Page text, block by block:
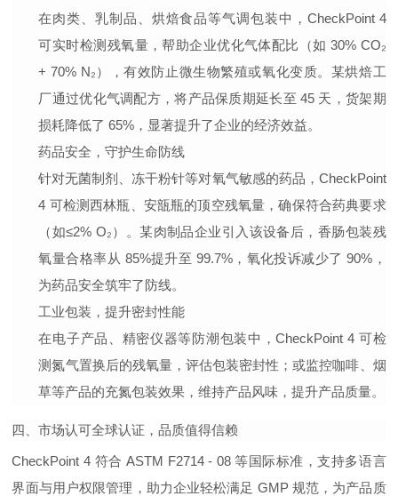
在肉类、乳制品、烘焙食品等气调包装中，CheckPoint 4
可实时检测残氧量，帮助企业优化气体配比（如 30% CO₂
+ 70% N₂），有效防止微生物繁殖或氧化变质。某烘焙工
厂通过优化气调配方，将产品保质期延长至 45 天，货架期
损耗降低了 65%，显著提升了企业的经济效益。
药品安全，守护生命防线
针对无菌制剂、冻干粉针等对氧气敏感的药品，CheckPoint
4 可检测西林瓶、安瓿瓶的顶空残氧量，确保符合药典要求
（如≤2% O₂）。某肉制品企业引入该设备后，香肠包装残
氧量合格率从 85%提升至 99.7%，氧化投诉减少了 90%，
为药品安全筑牢了防线。
工业包装，提升密封性能
在电子产品、精密仪器等防潮包装中，CheckPoint 4 可检
测氮气置换后的残氧量，评估包装密封性；或监控咖啡、烟
草等产品的充氮包装效果，维持产品风味，提升产品质量。
四、市场认可全球认证，品质值得信赖
CheckPoint 4 符合 ASTM F2714 - 08 等国际标准，支持多语言
界面与用户权限管理，助力企业轻松满足 GMP 规范，为产品质